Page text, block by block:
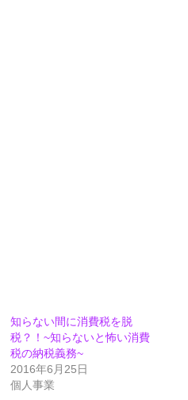
知らない間に消費税を脱
税？！~知らないと怖い消費
税の納税義務~
2016年6月25日
個人事業